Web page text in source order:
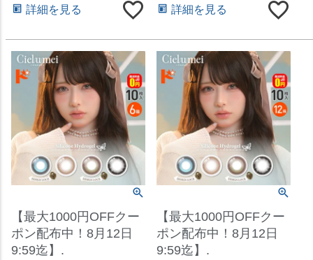
詳細を見る 詳細を見る
【最大1000円OFFクー
ポン配布中！8月12日
9:59迄】.
【最大1000円OFFクー
ポン配布中！8月12日
9:59迄】.